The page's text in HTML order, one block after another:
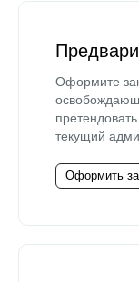
Оформите
текущий
Оформить